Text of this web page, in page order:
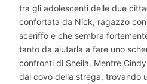
tra gli adolescenti delle due
confortata da Nick, ragazzo con
sceriffo e che sembra
tanto da aiutarla a fare uno
confronti di Sheila. Mentre
dal covo della strega, trovando